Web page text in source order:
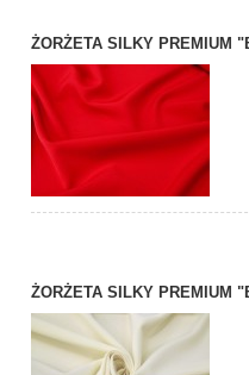
ŻORŻETA SILKY PREMIUM
ŻORŻETA SILKY PREMIUM